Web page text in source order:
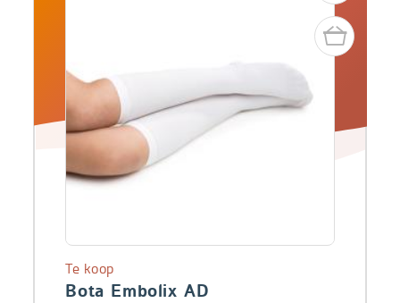
Bota Embolix AD
Te koop